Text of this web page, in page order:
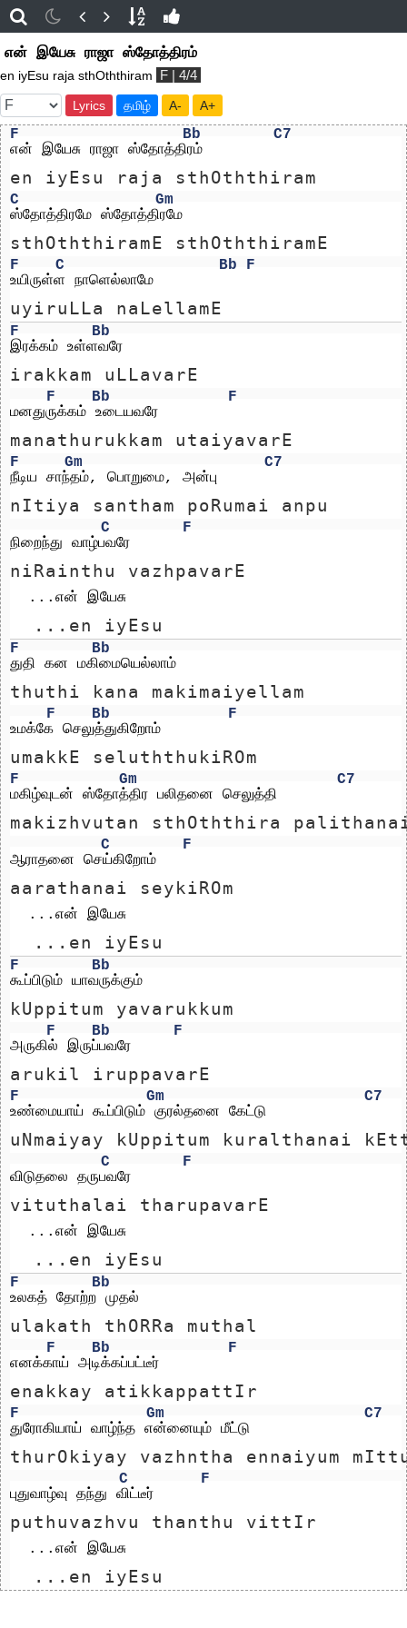
என் இயேசு ராஜா ஸ்தோத்திரம்
en iyEsu raja sthOththiram F | 4/4
Lyrics தமிழ் A- A+
F Bb
C7
என் இயேசு ராஜா ஸ்தோத்திரம்
en iyEsu raja sthOththiram
C
Gm
ஸ்தோத்திரமே ஸ்தோத்திரமே
sthOththiramE sthOththiramE
F C Bb
F
உயிருள்ள நாளெல்லாமே
uyiruLLa naLellamE
F
Bb
இரக்கம் உள்ளவரே
irakkam uLLavarE
F Bb
F
மனதுருக்கம் உடையவரே
manathurukkam utaiyavarE
F Gm
C7
நீடிய சாந்தம், பொறுமை, அன்பு
nItiya santham poRumai anpu
C
F
நிறைந்து வாழ்பவரே
niRainthu vazhpavarE
  ...என் இயேசு
  ...en iyEsu
F
Bb
துதி கன மகிமையெல்லாம்
thuthi kana makimaiyellam
F Bb
F
உமக்கே செலுத்துகிறோம்
umakkE seluththukiROm
F Gm
C7
மகிழ்வுடன் ஸ்தோத்திர பலிதனை செலுத்தி
makizhvutan sthOththira
C
F
ஆராதனை செய்கிறோம்
aarathanai seykiROm
  ...என் இயேசு
  ...en iyEsu
F
Bb
கூப்பிடும் யாவருக்கும்
kUppitum yavarukkum
F Bb
F
அருகில் இருப்பவரே
arukil iruppavarE
F Gm
C7
உண்மையாய் கூப்பிடும் குரல்தனை கேட்டு
uNmaiyay kUppitum kuralthanai
C
F
விடுதலை தருபவரே
vituthalai tharupavarE
  ...என் இயேசு
  ...en iyEsu
F
Bb
உலகத் தோற்ற முதல்
ulakath thORRa muthal
F Bb
F
எனக்காய் அடிக்கப்பட்டீர்
enakkay atikkappattIr
F Gm
C7
துரோகியாய் வாழ்ந்த என்னையும் மீட்டு
thurOkiyay vazhntha ennaiyum
C
F
புதுவாழ்வு தந்து விட்டீர்
puthuvazhvu thanthu vittIr
  ...என் இயேசு
  ...en iyEsu